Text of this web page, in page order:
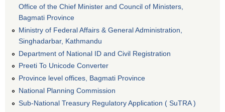
Office of the Chief Minister and Council of Ministers,
Bagmati Province
Ministry of Federal Affairs & General Administration,
Singhadarbar, Kathmandu
Department of National ID and Civil Registration
Preeti To Unicode Converter
Province level offices, Bagmati Province
National Planning Commission
Sub-National Treasury Regulatory Application ( SuTRA )